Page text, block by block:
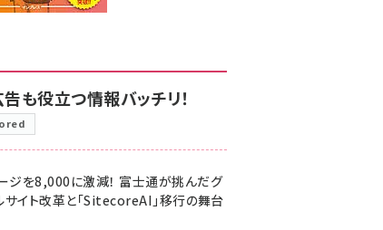
も役立つ情報バッチリ！
ジを8,000に激減！ 富士通が挑んだグ
サイト改革と「SitecoreAI」移行の舞台